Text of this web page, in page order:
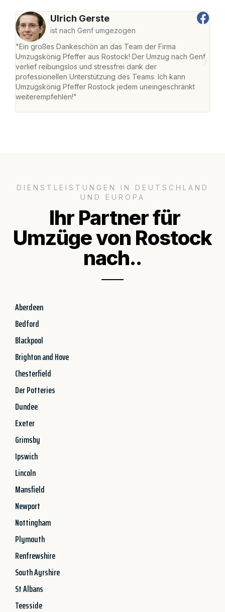
Ulrich Gerste
ist nach Genf umgezogen
"Ein großes Dankeschön an das Team der Firma
Umzugskönig Pfeffer aus Rostock! Der Umzug nach Genf
verlief reibungslos und stressfrei dank der
professionellen Unterstützung des Teams. Ich kann
Umzugskönig Pfeffer Rostock jedem uneingeschränkt
weiterempfehlen!"
DIENSTLEISTUNGEN IN DEUTSCHLAND
UND EUROPA
Ihr Partner für
Umzüge von Rostock
nach..
Aberdeen
Bedford
Blackpool
Brighton and Hove
Chesterfield
Der Potteries
Dundee
Exeter
Grimsby
Ipswich
Lincoln
Mansfield
Newport
Nottingham
Plymouth
Renfrewshire
South Ayrshire
St Albans
Teesside